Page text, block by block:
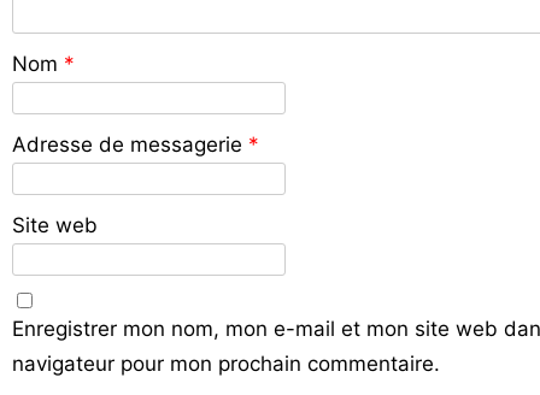
Nom *
Adresse de messagerie *
Site web
Enregistrer mon nom, mon e-mail et mon site web
navigateur pour mon prochain commentaire.